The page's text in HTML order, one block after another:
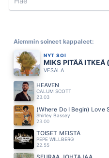
Aiemmin soineet kappaleet:
NYT SOI
MIKS PITÄÄ ITKEÄ
VESALA
HEAVEN
CALUM SCOTT
23.03
(Where Do I Begin) Love
Shirley Bassey
23.00
TOISET MEISTÄ
PEPE WILLBERG
22.55